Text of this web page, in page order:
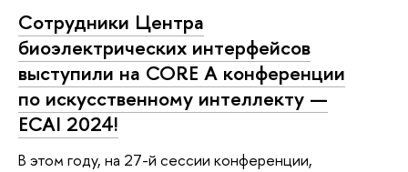
Сотрудники Центра
биоэлектрических интерфейсов
выступили на CORE A конференции
по искусственному интеллекту —
ECAI 2024!
В этом году, на 27-й сессии конференции,